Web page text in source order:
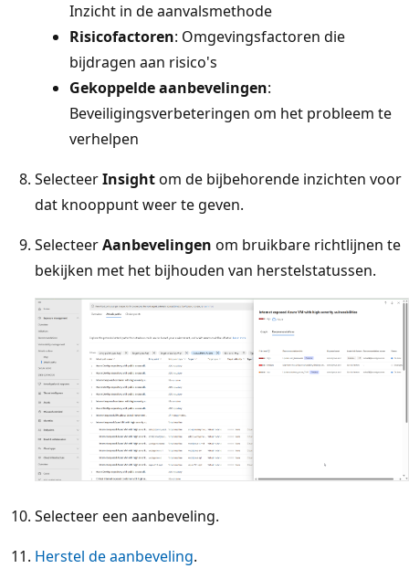
Inzicht in de aanvalsmethode
Risicofactoren: Omgevingsfactoren die
bijdragen aan risico's
Gekoppelde aanbevelingen:
Beveiligingsverbeteringen om het probleem te
verhelpen
SelecteerInsightom de bijbehorende inzichten voor
dat knooppunt weer te geven.
SelecteerAanbevelingen om bruikbare richtlijnen te
bekijken met het bijhouden van herstelstatussen.
Selecteer een aanbeveling.
Herstel de aanbeveling.